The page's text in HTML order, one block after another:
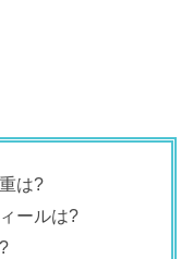
は?
ールは?